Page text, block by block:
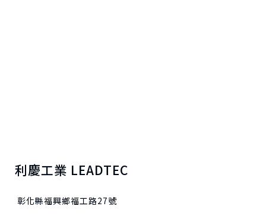
利慶工業 LEADTEC
彰化縣福興鄉福工路27號